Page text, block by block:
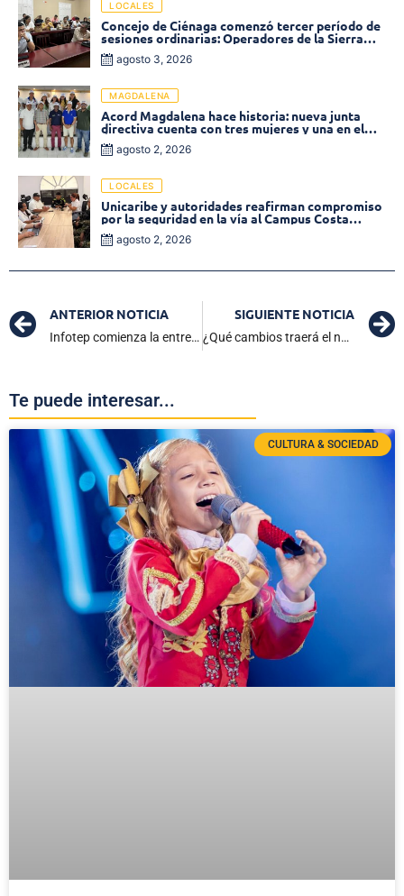
LOCALES
Concejo de Ciénaga comenzó tercer período de
sesiones ordinarias: Operadores de la Sierra
tema central de la plenaria
agosto 3, 2026
MAGDALENA
Acord Magdalena hace historia: nueva junta
directiva cuenta con tres mujeres y una en el
Órgano de Control
agosto 2, 2026
LOCALES
Unicaribe y autoridades reafirman compromiso
por la seguridad en la vía al Campus Costa
Verdeagosto 2, 2026
ANTERIOR NOTICIA
Infotep comienza la entrega de refrigerios a más de 700 estudiantes
SIGUIENTE NOTICIA
¿Qué cambios traerá el nuevo proyecto de Reforma a la Salud en Colombia?
Te puede interesar...
CULTURA & SOCIEDAD